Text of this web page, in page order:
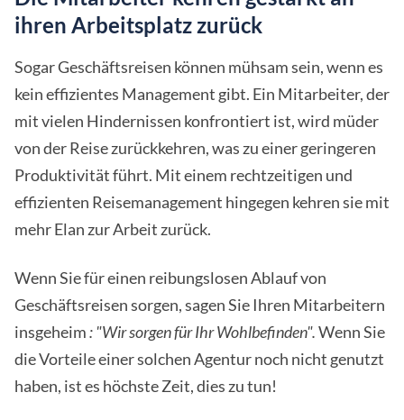
ihren Arbeitsplatz zurück
Sogar Geschäftsreisen können mühsam sein, wenn es
kein effizientes Management gibt. Ein Mitarbeiter, der
mit vielen Hindernissen konfrontiert ist, wird müder
von der Reise zurückkehren, was zu einer geringeren
Produktivität führt. Mit einem rechtzeitigen und
effizienten Reisemanagement hingegen kehren sie mit
mehr Elan zur Arbeit zurück.
Wenn Sie für einen reibungslosen Ablauf von
Geschäftsreisen sorgen, sagen Sie Ihren Mitarbeitern
insgeheim: "Wir sorgen für Ihr Wohlbefinden".Wenn Sie
die Vorteile einer solchen Agentur noch nicht genutzt
haben, ist es höchste Zeit, dies zu tun!